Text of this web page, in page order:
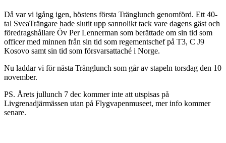
Då var vi igång igen, höstens första Tränglunch genomförd. Ett 40-
tal SveaTrängare hade slutit upp sannolikt tack vare dagens gäst och
föredragshållare Öv Per Lennerman som berättade om sin tid som
officer med minnen från sin tid som regementschef på T3, C J9
Kosovo samt sin tid som försvarsattaché i Norge.
Nu laddar vi för nästa Tränglunch som går av stapeln torsdag den 10
november.
PS. Årets jullunch 7 dec kommer inte att utspisas på
Livgrenadjärmässen utan på Flygvapenmuseet, mer info kommer
senare.